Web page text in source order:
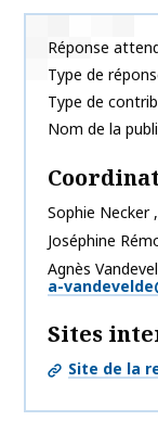
Réponse
Type de
Type de
Nom de la
Sophie Necker,
Joséphine
Agnès
a-
Sites
Site de la